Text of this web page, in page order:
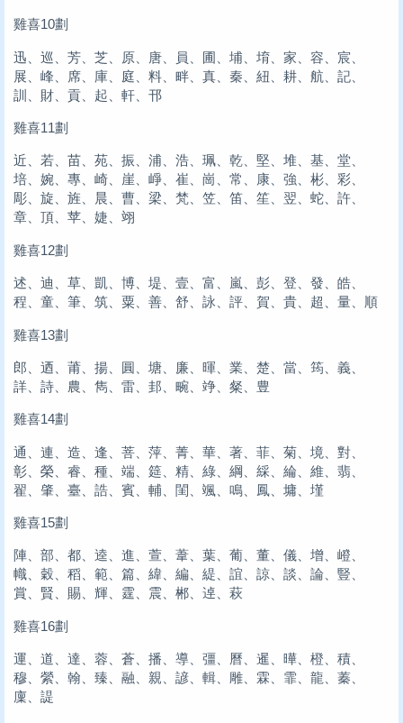
雞喜10劃
迅、巡、芳、芝、原、唐、員、圃、埔、堉、家、容、宸、
展、峰、席、庫、庭、料、畔、真、秦、紐、耕、航、記、
訓、財、貢、起、軒、邗
雞喜11劃
近、若、苗、苑、振、浦、浩、珮、乾、堅、堆、基、堂、
培、婉、專、崎、崖、崢、崔、崗、常、康、強、彬、彩、
彫、旋、旌、晨、曹、梁、梵、笠、笛、笙、翌、蛇、許、
章、頂、苹、婕、翊
雞喜12劃
述、迪、草、凱、博、堤、壹、富、嵐、彭、登、發、皓、
程、童、筆、筑、粟、善、舒、詠、評、賀、貴、超、量、順
雞喜13劃
郎、迺、莆、揚、圓、塘、廉、暉、業、楚、當、筠、義、
詳、詩、農、雋、雷、邽、畹、竫、粲、豊
雞喜14劃
通、連、造、逢、菩、萍、菁、華、著、菲、菊、境、對、
彰、榮、睿、種、端、筵、精、綠、綱、綵、綸、維、翡、
翟、肇、臺、誥、賓、輔、閨、颯、鳴、鳳、墉、墐
雞喜15劃
陣、部、都、逵、進、萱、葦、葉、葡、董、儀、增、嶝、
幟、穀、稻、範、篇、緯、編、緹、誼、諒、談、論、豎、
賞、賢、賜、輝、霆、震、郴、逴、萩
雞喜16劃
運、道、達、蓉、蒼、播、導、彊、曆、暹、曄、橙、積、
穆、縈、翰、臻、融、親、諺、輯、雕、霖、霏、龍、蓁、
廩、諟